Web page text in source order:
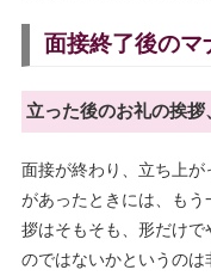
面接終了後のマ
立った後のお礼の挨
面接が終わり、立ち上
があったときには、も
拶はそもそも、形だけ
のではないかというのは